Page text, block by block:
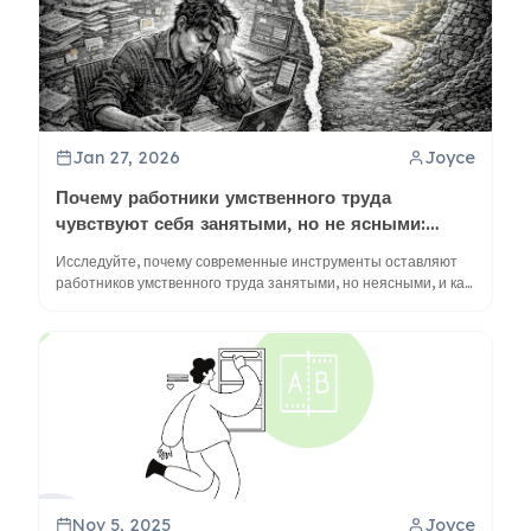
Jan 27, 2026 Joyce
Почему работники умственного труда
чувствуют себя занятыми, но не ясными:
Разрыв в ясности
Исследуйте, почему современные инструменты оставляют
работников умственного труда занятыми, но неясными, и как
понимания и продуктивности.
Nov 5, 2025 Joyce